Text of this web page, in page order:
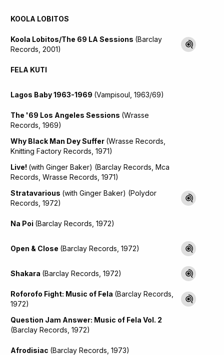
KOOLA LOBITOS
Koola Lobitos/The 69 LA Sessions (Barclay
Records, 2001)
FELA KUTI
Lagos Baby 1963-1969 (Vampisoul, 1963/69)
The '69 Los Angeles Sessions (Wrasse
Records, 1969)
Why Black Man Dey Suffer (Wrasse Records,
Knitting Factory Records, 1971)
Live! (with Ginger Baker) (Barclay Records, Mca
Records, Wrasse Records, 1971)
Stratavarious (with Ginger Baker) (Polydor
Records, 1972)
Na Poi (Barclay Records, 1972)
Open & Close (Barclay Records, 1972)
Shakara (Barclay Records, 1972)
Roforofo Fight: Music of Fela (Barclay Records,
1972)
Question Jam Answer: Music of Fela Vol. 2
(Barclay Records, 1972)
Afrodisiac (Barclay Records, 1973)